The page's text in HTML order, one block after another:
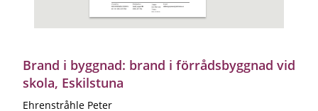
Brand i byggnad: brand i förrådsbyggnad vid
skola, Eskilstuna
Ehrenstråhle Peter